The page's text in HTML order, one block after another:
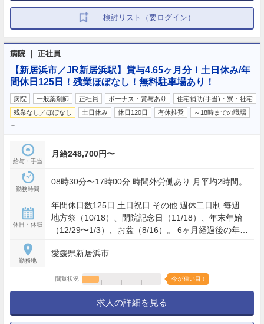
検討リスト（要ログイン）
病院 ｜ 正社員
【新居浜市／JR新居浜駅】賞与4.65ヶ月分！土日休み/年
間休日125日！残業ほぼなし！無料駐車場あり！
病院 一般薬剤師 正社員 ボーナス・賞与あり
住宅補助(手当)・寮・社宅
残業なし／ほぼなし
土日休み 休日120日 有休推奨 ～18時までの職場
給与・手当
月給248,700円〜
勤務時間
08時30分〜17時00分 時間外労働あり 月平均2時間。
休日・休暇
年間休日数125日 土日祝日 その他 週休二日制 毎週
地方祭（10/18）、開院記念日（11/18）、年末年始
（12/29〜1/3）、お盆（8/16）。 6ヶ月経過後の年次
勤務地
愛媛県新居浜市
閲覧状況 今が狙い目！
求人の詳細を見る